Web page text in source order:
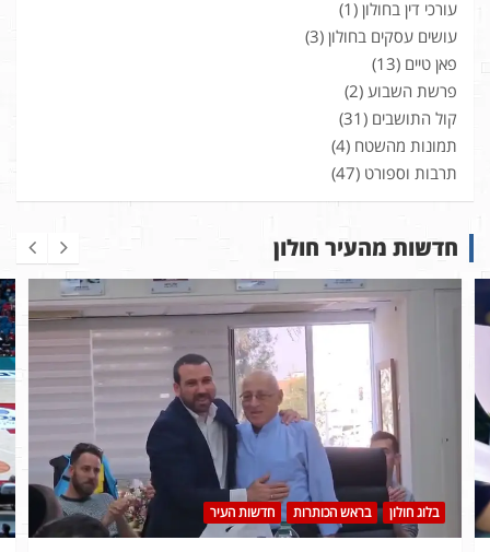
עורכי דין בחולון (1)
עושים עסקים בחולון (3)
פאן טיים (13)
פרשת השבוע (2)
קול התושבים (31)
תמונות מהשטח (4)
תרבות וספורט (47)
חדשות מהעיר חולון
בלוג חולון בראש הכותרות חדשות העיר